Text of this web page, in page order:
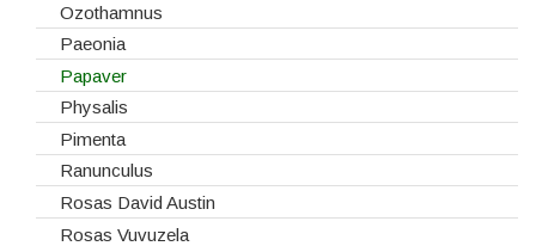
Vivaz
Ozothamnus
Paeonia
Papaver
Physalis
Pimenta
Ranunculus
Rosas David Austin
Rosas Vuvuzela